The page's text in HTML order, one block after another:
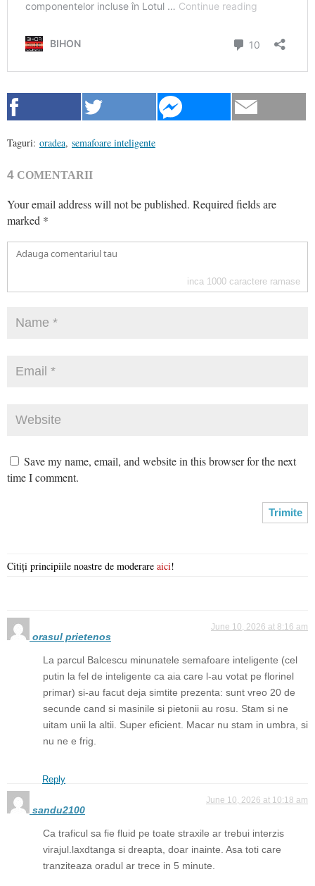
Taguri: oradea, semafoare inteligente
4 COMENTARII
Your email address will not be published. Required fields are
marked *
inca 1000 caractere ramase
Save my name, email, and website in this browser for the next
time I comment.
Citiți principiile noastre de moderare aici!
orasul prietenos
June 10, 2026 at 8:16 am
La parcul Balcescu minunatele semafoare inteligente (cel
putin la fel de inteligente ca aia care l-au votat pe florinel
primar) si-au facut deja simtite prezenta: sunt vreo 20 de
secunde cand si masinile si pietonii au rosu. Stam si ne
uitam unii la altii. Super eficient. Macar nu stam in umbra, si
nu ne e frig.
Reply
sandu2100
June 10, 2026 at 10:18 am
Ca traficul sa fie fluid pe toate straxile ar trebui interzis
virajul.laxdtanga si dreapta, doar inainte. Asa toti care
tranziteaza oradul ar trece in 5 minute.